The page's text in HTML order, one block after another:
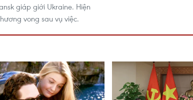
giáp giới Ukraine. Hiện
vong sau vụ việc.